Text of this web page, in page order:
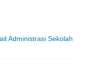
Administrasi Sekolah